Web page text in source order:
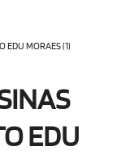
EDU MORAES (1)
EDU